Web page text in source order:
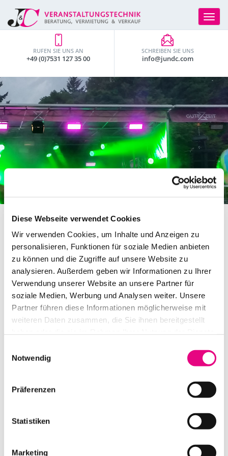
Diese Webseite verwendet Cookies
Wir verwenden Cookies, um Inhalte und Anzeigen zu
personalisieren, Funktionen für soziale Medien anbieten
zu können und die Zugriffe auf unsere Website zu
analysieren. Außerdem geben wir Informationen zu Ihrer
Verwendung unserer Website an unsere Partner für
soziale Medien, Werbung und Analysen weiter. Unsere
Partner führen diese Informationen möglicherweise mit
weiteren Daten zusammen, die Sie ihnen bereitgestellt
Notwendig
Präferenzen
Statistiken
Marketing
Toggle
SCHREIBEN SIE UNS
info@jundc.com
RUFEN SIE UNS AN
+49 (0)7531 127 35 00
MEIN KONTO
ANMELDEN
Benutzername oder E-Mail-Adresse Erforderlich
Passwort
ANMELDEN